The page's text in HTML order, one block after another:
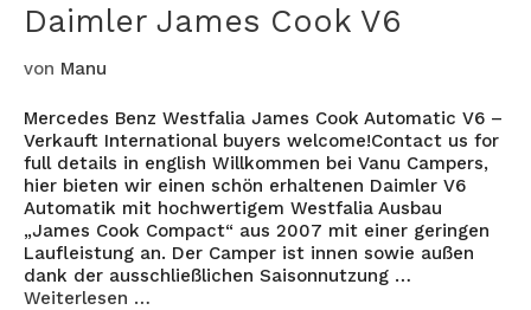
Daimler James Cook V6
von Manu
Mercedes Benz Westfalia James Cook Automatic V6 –
Verkauft International buyers welcome!Contact us for
full details in english Willkommen bei Vanu Campers,
hier bieten wir einen schön erhaltenen Daimler V6
Automatik mit hochwertigem Westfalia Ausbau
„James Cook Compact“ aus 2007 mit einer geringen
Laufleistung an. Der Camper ist innen sowie außen
dank der ausschließlichen Saisonnutzung …
Weiterlesen …